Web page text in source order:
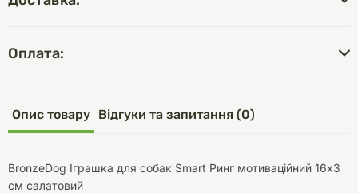
Оплата:
Опис товару Відгуки та запитання (0)
BronzeDog Іграшка для собак Smart Ринг мотиваційний 16х3
см салатовий